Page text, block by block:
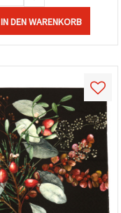
IN DEN WARENKORB